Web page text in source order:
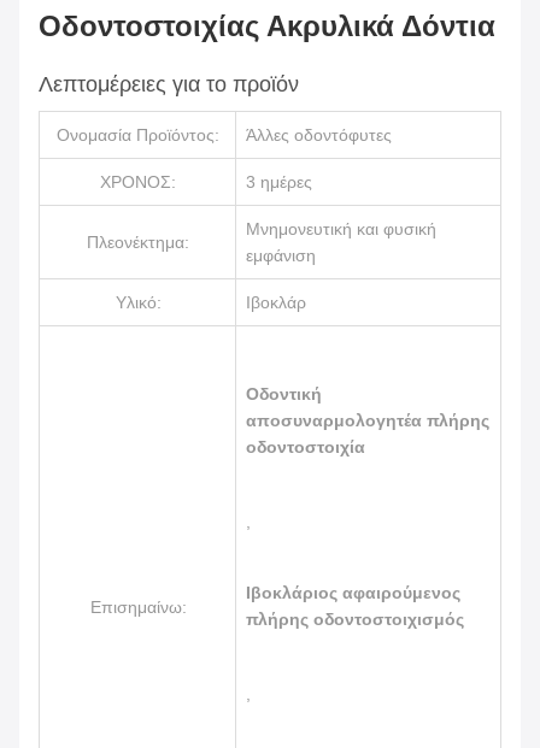
Οδοντοστοιχίας Ακρυλικά Δόντια
Λεπτομέρειες για το προϊόν
Ονομασία Προϊόντος: Άλλες οδοντόφυτες
ΧΡΟΝΟΣ: 3 ημέρες
Πλεονέκτημα:
Μνημονευτική και φυσική
εμφάνιση
Υλικό: Ιβοκλάρ
Επισημαίνω:
Οδοντική
αποσυναρμολογητέα πλήρης
οδοντοστοιχία
Ιβοκλάριος αφαιρούμενος
πλήρης οδοντοστοιχισμός